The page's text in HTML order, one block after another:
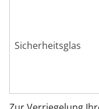
Sicherheitsglas